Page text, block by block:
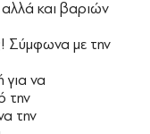
και βαριών
Σύμφωνα με την
για να
την
την